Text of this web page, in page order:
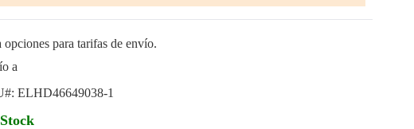
opciones para tarifas de envío.
a
ELHD46649038-1